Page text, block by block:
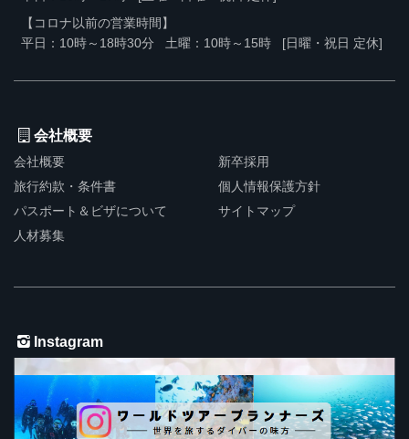
【コロナ以前の営業時間】
平日：10時～18時30分
土曜：10時～15時 [日曜・祝日 定休]
会社概要
会社概要
旅行約款・条件書
パスポート＆ビザについて
人材募集
新卒採用
個人情報保護方針
サイトマップ
Instagram